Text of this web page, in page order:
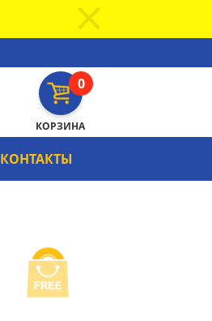
0
КОРЗИНА
КОНТАКТЫ